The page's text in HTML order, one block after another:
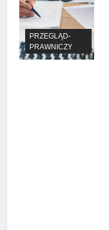
PRZEGLĄD-
PRAWNICZY